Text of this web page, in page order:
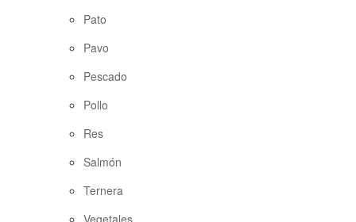
Pato
Pavo
Pescado
Pollo
Res
Salmón
Ternera
Vegetales